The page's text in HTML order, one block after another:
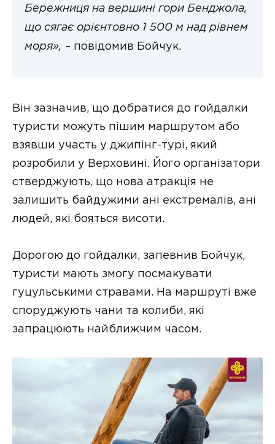
Бережниця на вершині гори Бенджола,
що сягає орієнтовно 1 500 м над рівнем
моря», – повідомив Бойчук.
Він зазначив, що добратися до гойдалки
туристи можуть пішим маршрутом або
взявши участь у джипінг-турі, який
розробили у Верховині. Його організатори
стверджують, що нова атракція не
залишить байдужими ані екстремалів, ані
людей, які бояться висоти.
Дорогою до гойдалки, запевнив Бойчук,
туристи мають змогу посмакувати
гуцульськими стравами. На маршруті вже
споруджують чани та колиби, які
запрацюють найближчим часом.